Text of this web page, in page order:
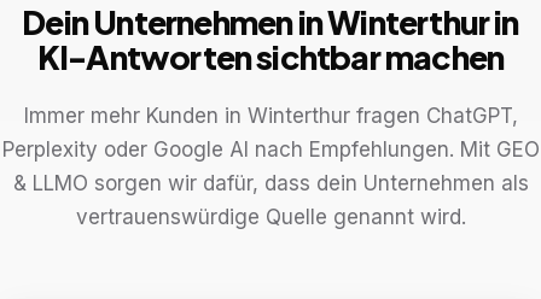
Dein Unternehmen in Winterthur in
KI-Antworten sichtbar machen
Immer mehr Kunden in Winterthur fragen ChatGPT,
Perplexity oder Google AI nach Empfehlungen. Mit GEO
& LLMO sorgen wir dafür, dass dein Unternehmen als
vertrauenswürdige Quelle genannt wird.